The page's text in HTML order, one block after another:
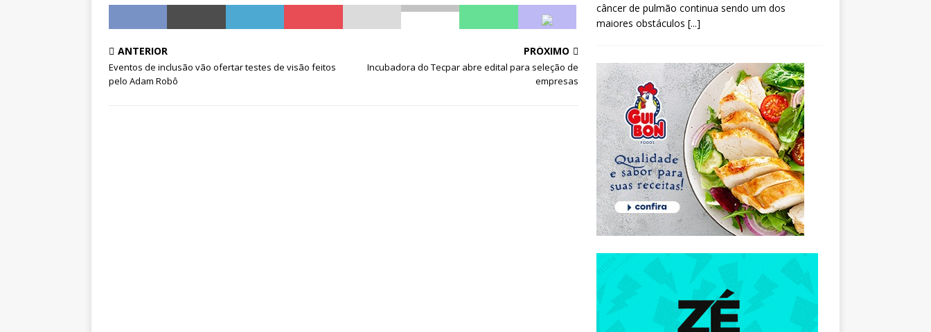
ANTERIOR
Eventos de inclusão vão ofertar testes de visão feitos
pelo Adam Robô
PRÓXIMO
Incubadora do Tecpar abre edital para seleção de
empresas
câncer de pulmão continua sendo um dos
maiores obstáculos [...]